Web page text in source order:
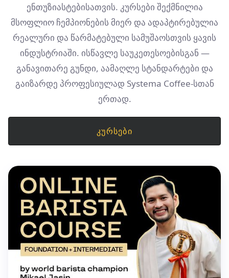
ენთუზიასტებისათვის. კურსები შექმნილია
მსოფლიო ჩემპიონების მიერ და ადაპტირებულია
რეალური და წარმატებული სამუშაოსთვის ყავის
ინდუსტრიაში. ისწავლე საუკეთესოებისგან —
განავითარე გუნდი, აამაღლე სტანდარტები და
გაიზარდე პროფესიულად Systema Coffee-სთან
ერთად.
ᲙᲣᲠᲡᲔᲑᲘ